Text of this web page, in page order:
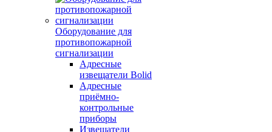
Оборудование для
противопожарной
сигнализации
Адресные
извещатели Bolid
Адресные
приёмно-
контрольные
приборы
Извещатели